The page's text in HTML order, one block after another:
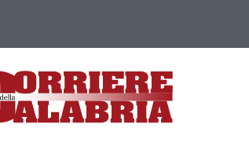
Paola Militano |Privacy